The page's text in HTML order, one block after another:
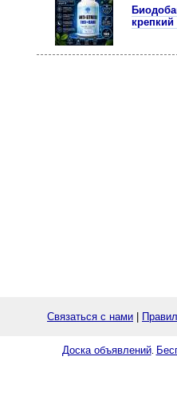
крепкий
Связаться с нами
Доска объявлений.